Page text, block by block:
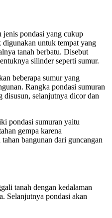
jenis pondasi yang cukup
untuk tempat yang
tanah berbatu. Disebut
silinder seperti sumur.
beberapa sumur yang
Rangka pondasi sumuran
selanjutnya dicor dan
pondasi sumuran yaitu
gempa karena
bangunan dari guncangan
tanah dengan kedalaman
Selanjutnya pondasi akan